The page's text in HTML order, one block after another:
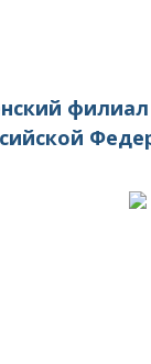
филиал